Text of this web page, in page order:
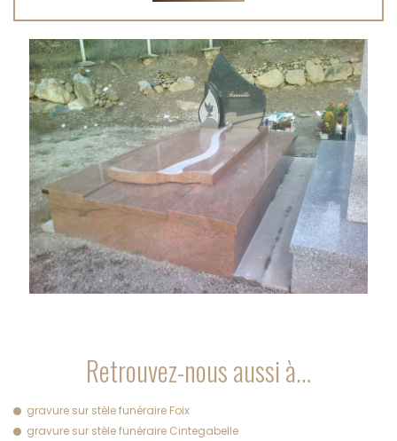
Retrouvez-nous aussi à…
gravure sur stèle funéraire Foix
gravure sur stèle funéraire Cintegabelle